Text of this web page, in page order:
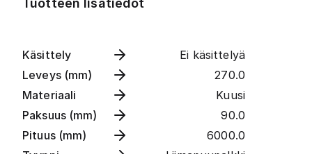
Tuotteen lisätiedot
Käsittely
Ei käsittelyä
Leveys (mm)
270.0
Materiaali
Kuusi
Paksuus (mm)
90.0
Pituus (mm)
6000.0